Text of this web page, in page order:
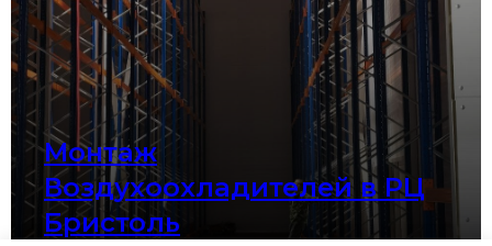
Монтаж
Воздухоохладителей в РЦ
Бристоль